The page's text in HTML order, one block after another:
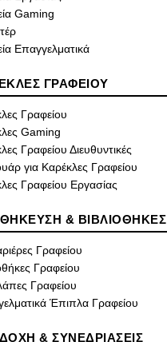
Gaming
Επαγγελματικά
ΓΡΑΦΕΙΟΥ
Γραφείου
Gaming
Γραφείου Διευθυντικές
για Καρέκλες Γραφείου
Γραφείου Εργασίας
& ΒΙΒΛΙΟΘΗΚΕΣ
Γραφείου
Γραφείου
Γραφείου
Έπιπλα Γραφείου
& ΣΥΝΕΔΡΙΑΣΕΙΣ